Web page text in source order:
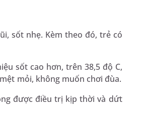
sốt nhẹ. Kèm theo đó, trẻ có
sốt cao hơn, trên 38,5 độ C,
mỏi, không muốn chơi đùa.
được điều trị kịp thời và dứt